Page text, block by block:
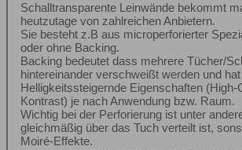
Schalltransparente Leinwände bekommt
heutzutage von zahlreichen Anbietern.
Sie besteht z.B aus microperforierter
oder ohne Backing.
Backing bedeutet dass mehrere Tücher/
hintereinander verschweißt werden und
Helligkeitssteigernde Eigenschaften (High-
Kontrast) je nach Anwendung bzw. Raum.
Wichtig bei der Perforierung ist unter
gleichmäßig über das Tuch verteilt ist,
Moiré-Effekte.